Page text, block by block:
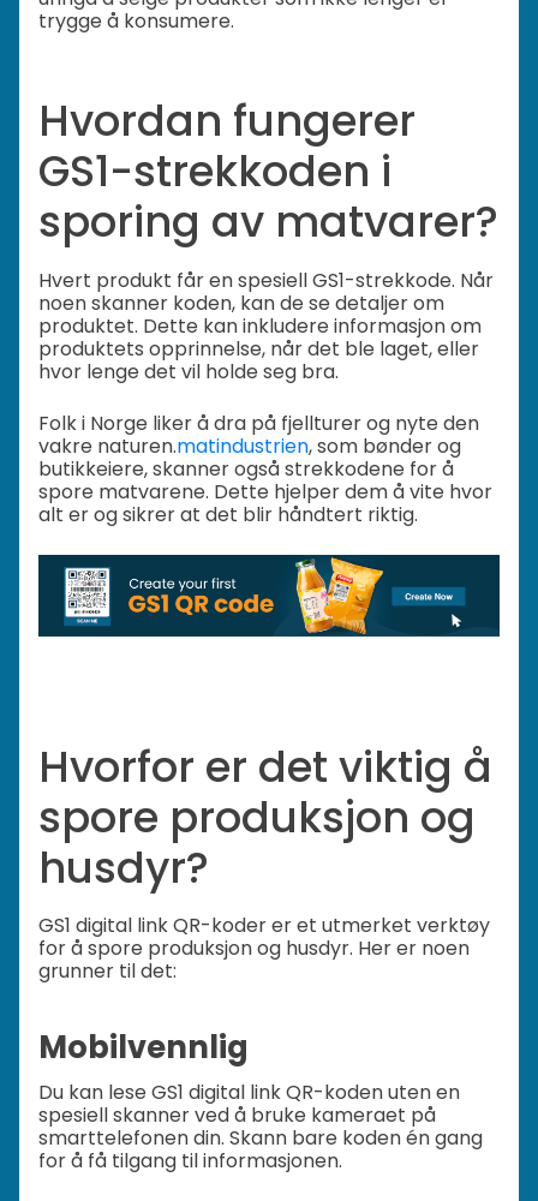
trygge å konsumere.
Hvordan fungerer
GS1-strekkoden i
sporing av matvarer?
Hvert produkt får en spesiell GS1-strekkode. Når
noen skanner koden, kan de se detaljer om
produktet. Dette kan inkludere informasjon om
produktets opprinnelse, når det ble laget, eller
hvor lenge det vil holde seg bra.
Folk i Norge liker å dra på fjellturer og nyte den
vakre naturen.matindustrien, som bønder og
butikkeiere, skanner også strekkodene for å
spore matvarene. Dette hjelper dem å vite hvor
alt er og sikrer at det blir håndtert riktig.
Hvorfor er det viktig å
spore produksjon og
husdyr?
GS1 digital link QR-koder er et utmerket verktøy
for å spore produksjon og husdyr. Her er noen
grunner til det:
Mobilvennlig
Du kan lese GS1 digital link QR-koden uten en
spesiell skanner ved å bruke kameraet på
smarttelefonen din. Skann bare koden én gang
for å få tilgang til informasjonen.